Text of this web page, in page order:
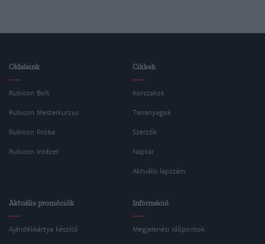
Oldalaink
Rubicon Bolt
Rubicon Mesterkurzus
Rubicon Próba
Rubicon Intézet
Cikkek
Korszakok
Tananyagok
Szerzők
Naptár
Aktuális lapszám
Aktuális promóciók
Ajándékkártya készítő
Információ
Megjelenési időpontok